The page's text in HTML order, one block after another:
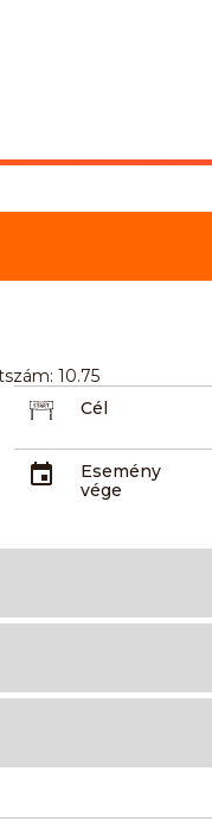
10.75
Cél
Esemény
vége